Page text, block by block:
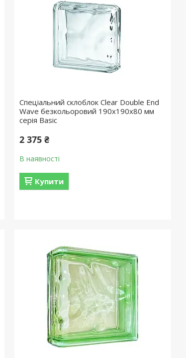
Спеціальний склоблок Clear Double End
Wave безкольоровий 190х190х80 мм
серія Basic
2 375 ₴
В наявності
Купити